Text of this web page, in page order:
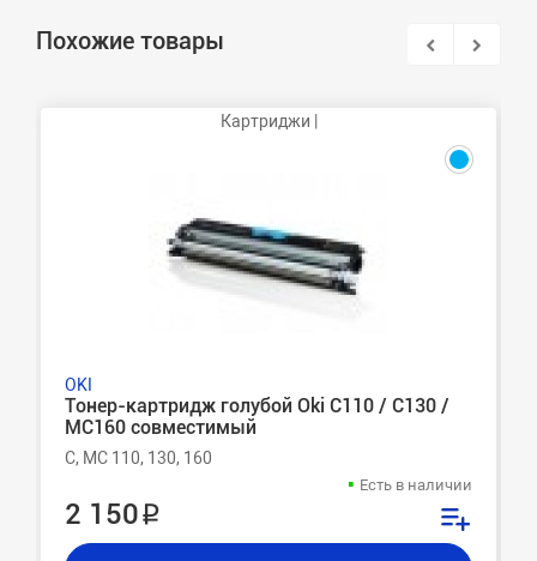
Похожие товары
Картриджи |
OKI
Тонер-картридж голубой Oki C110 / C130 /
MC160 совместимый
C, MC 110, 130, 160
Есть в наличии
2 150 ₽